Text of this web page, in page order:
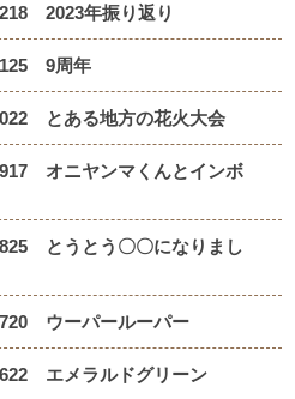
2023年振り返り
9周年
とある地方の花火大会
オニヤンマくんとインボ
とうとう〇〇になりまし
ウーパールーパー
エメラルドグリーン